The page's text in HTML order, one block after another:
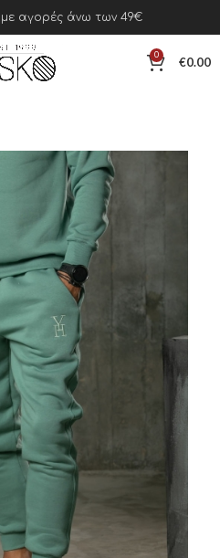
αγορές άνω των 49€
0 €0.00